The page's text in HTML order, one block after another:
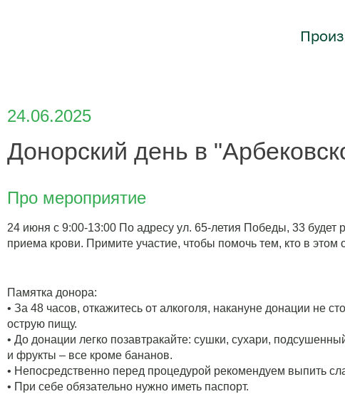
24.06.2025
Донорский день в
Про мероприятие
24 июня с 9:00-13:00 По адресу ул. 65-летия Победы, 33 будет
приема крови. Примите участие, чтобы помочь тем, кто в этом
Памятка донора:
• За 48 часов, откажитесь от алкоголя, накануне донации не
острую пищу.
• До донации легко позавтракайте: сушки, сухари,
и фрукты – все кроме бананов.
• Непосредственно перед процедурой рекомендуем выпить
• При себе обязательно нужно иметь паспорт.